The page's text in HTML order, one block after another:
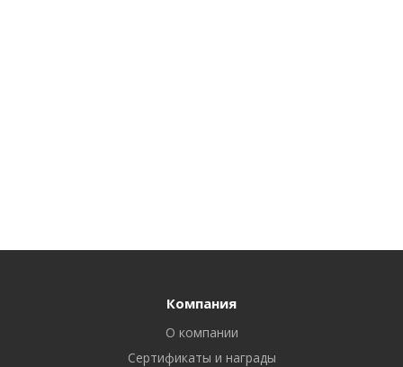
Компания
О компании
Сертификаты и награды